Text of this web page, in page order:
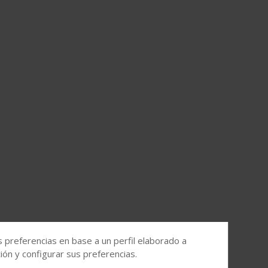
en base a un perfil elaborado a
y configurar sus preferencias.